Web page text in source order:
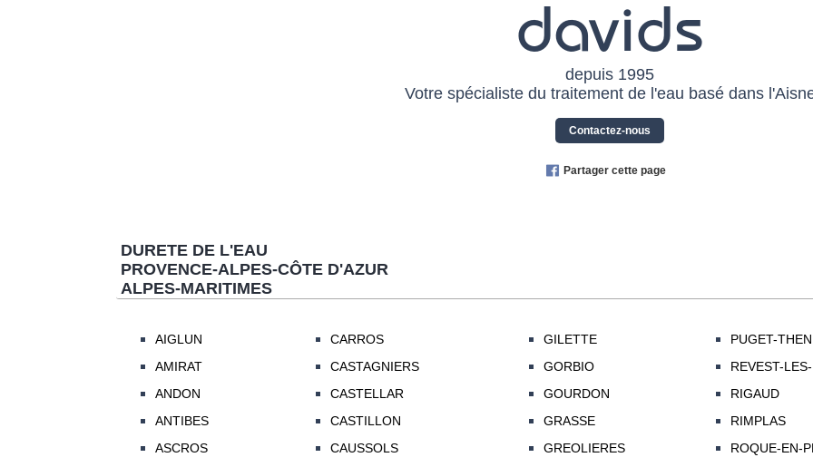
davids
depuis 1995
Votre spécialiste du traitement de l'eau basé dans
Contactez-nous
Partager cette page
DURETE DE L'EAU
PROVENCE-ALPES-CÔTE D'AZUR
ALPES-MARITIMES
AIGLUN
AMIRAT
ANDON
ANTIBES
ASCROS
CARROS
CASTAGNIERS
CASTELLAR
CASTILLON
CAUSSOLS
GILETTE
GORBIO
GOURDON
GRASSE
GREOLIERES
PUGET-
REVEST-
RIGAUD
RIMPLAS
ROQUE-EN-